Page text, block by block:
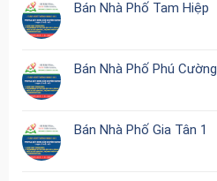
Bán Nhà Phố Tam Hiệp
Bán Nhà Phố Phú Cường
Bán Nhà Phố Gia Tân 1